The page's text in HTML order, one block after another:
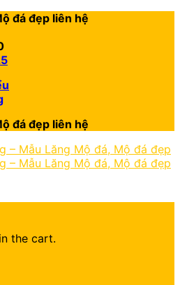
đá đẹp liên hệ
đá đẹp liên hệ
the cart.